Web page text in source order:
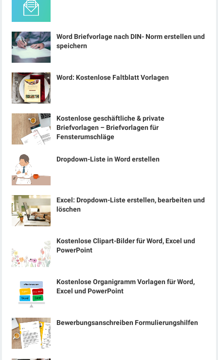
Word Briefvorlage nach DIN- Norm erstellen und
speichern
Word: Kostenlose Faltblatt Vorlagen
Kostenlose geschäftliche & private
Briefvorlagen – Briefvorlagen für
Fensterumschläge
Dropdown-Liste in Word erstellen
Excel: Dropdown-Liste erstellen, bearbeiten und
löschen
Kostenlose Clipart-Bilder für Word, Excel und
PowerPoint
Kostenlose Organigramm Vorlagen für Word,
Excel und PowerPoint
Bewerbungsanschreiben Formulierungshilfen